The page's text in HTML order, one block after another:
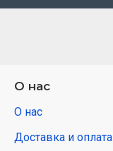
О нас
О нас
Доставка и оплата